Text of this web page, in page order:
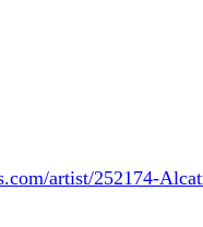
artist/252174-